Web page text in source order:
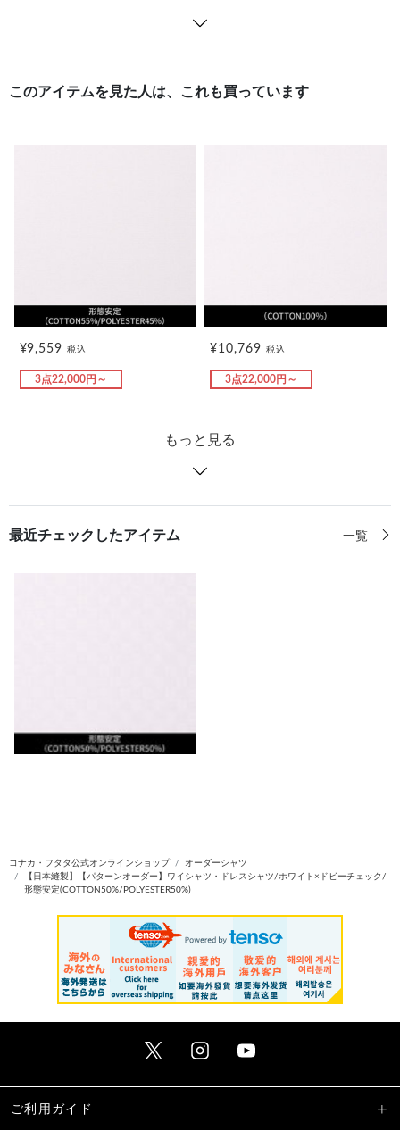
このアイテムを見た人は、これも買っています
¥9,559税込
3点22,000円～
¥10,769 税込
3点22,000円～
もっと見る
最近チェックしたアイテム 一覧
コナカ・フタタ公式オンラインショップ
オーダーシャツ
【日本縫製】【パターンオーダー】ワイシャツ・ドレスシャツ/ホワイト×ドビーチェック/
形態安定(COTTON50%/POLYESTER50%)
ご利用ガイド